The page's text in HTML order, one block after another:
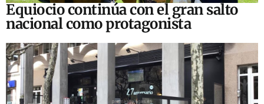
Equiocio continúa con el gran salto
nacional como protagonista